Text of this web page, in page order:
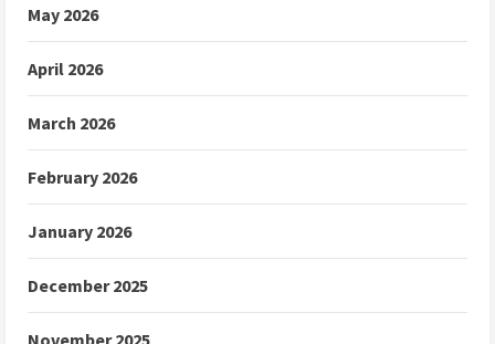
May 2026
April 2026
March 2026
February 2026
January 2026
December 2025
November 2025